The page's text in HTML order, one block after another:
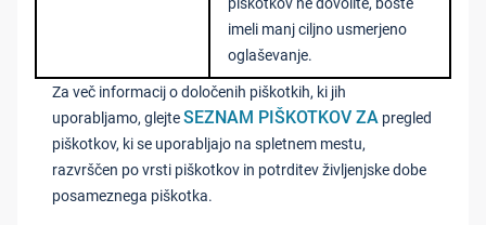
imeli manj ciljno usmerjeno
oglaševanje.
Za več informacij o določenih piškotkih, ki jih
uporabljamo, glejteSEZNAM PIŠKOTKOV ZA pregled
piškotkov, ki se uporabljajo na spletnem mestu,
razvrščen po vrsti piškotkov in potrditev življenjske dobe
posameznega piškotka.